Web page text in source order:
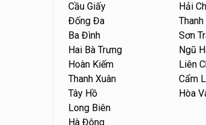
Cầu Giấy
Đống Đa
Ba Đình
Hai Bà Trưng
Hoàn Kiếm
Thanh Xuân
Tây Hồ
Long Biên
Hà Đông
Hải
Sơn
Ngũ
Liên
Cẩm
Hòa